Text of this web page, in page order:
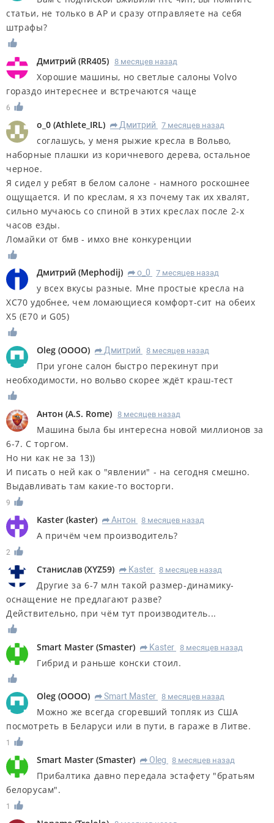
статьи, не только в АР и сразу отправляете на себя
штрафы?
Дмитрий (RR405) 8 месяцев назад
Хорошие машины, но светлые салоны Volvo
гораздо интереснее и встречаются чаще
6
o_0 (Athlete_IRL) R Дмитрий 7 месяцев назад
соглашусь, у меня рыжие кресла в Вольво,
наборные плашки из коричневого дерева, остальное
черное.
Я сидел у ребят в белом салоне - намного роскошнее
ощущается. И по креслам, я хз почему так их хвалят,
сильно мучаюсь со спиной в этих креслах после 2-х
часов езды.
Ломайки от бмв - имхо вне конкуренции
Дмитрий (Mephodij) R o_0 7 месяцев назад
у всех вкусы разные. Мне простые кресла на
ХС70 удобнее, чем ломающиеся комфорт-сит на обеих
Х5 (Е70 и G05)
Oleg (OOOO) R Дмитрий 8 месяцев назад
При угоне салон быстро перекинут при
необходимости, но вольво скорее ждёт краш-тест
Антон (A.S. Rome) 8 месяцев назад
Машина была бы интересна новой миллионов за
6-7. С торгом.
Но ни как не за 13))
И писать о ней как о "явлении" - на сегодня смешно.
Выдавливать там какие-то восторги.
9
Kaster (kaster) R Антон 8 месяцев назад
А причём чем производитель?
2
Станислав (XYZ59) R Kaster 8 месяцев назад
Другие за 6-7 млн такой размер-динамику-
оснащение не предлагают разве?
Действительно, при чём тут производитель...
Smart Master (Smaster) R Kaster 8 месяцев назад
Гибрид и раньше конски стоил.
Oleg (OOOO) R Smart Master 8 месяцев назад
Можно же всегда сгоревший топляк из США
посмотреть в Беларуси или в пути, в гараже в Литве.
1
Smart Master (Smaster) R Oleg 8 месяцев назад
Прибалтика давно передала эстафету "братьям
белорусам".
1